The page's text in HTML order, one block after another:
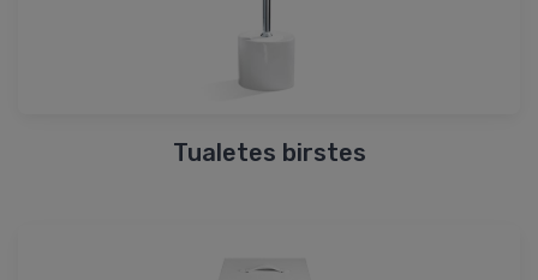
Tualetes birstes